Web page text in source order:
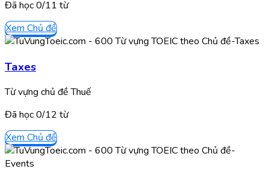
Đã học0/11 từ
Xem Chủ đề
Taxes
Từ vựng chủ đề Thuế
Đã học0/12 từ
Xem Chủ đề